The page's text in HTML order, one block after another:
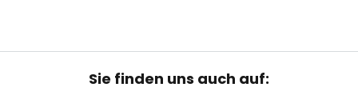
Sie finden uns auch auf: